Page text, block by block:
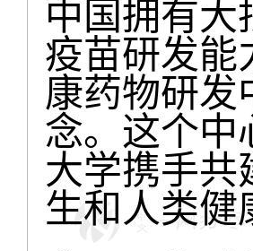
中国拥有大
疫苗研发能
康药物研发
念。这个中
大学携手共
生和人类健